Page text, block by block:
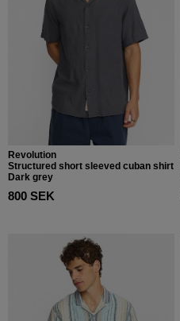
Revolution
Structured short sleeved cuban shirt
Dark grey
800 SEK